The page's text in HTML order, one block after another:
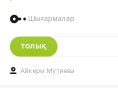
Шығармалар
ТОЛЫҚ
Айкерм Мутиева